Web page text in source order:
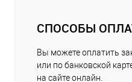
СПОСОБЫ
Вы можете оплатить
или по банковской
на сайте онлайн.